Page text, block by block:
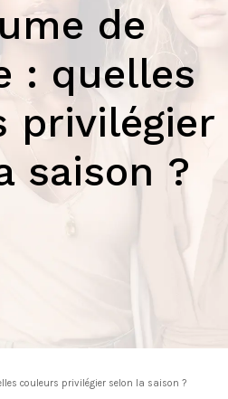
de
: quelles
privilégier
saison ?
couleurs privilégier selon la saison ?